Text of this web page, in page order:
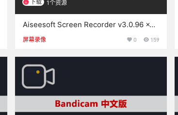
下载 1个资源
Aiseesoft Screen Recorder v3.0.96 x64
中文绿色免装版
屏幕录像 0 159